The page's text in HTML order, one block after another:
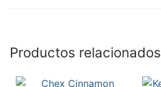
Productos relacionados